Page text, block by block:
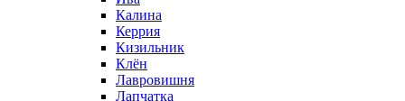
Калина
Керрия
Кизильник
Клён
Лавровишня
Лапчатка